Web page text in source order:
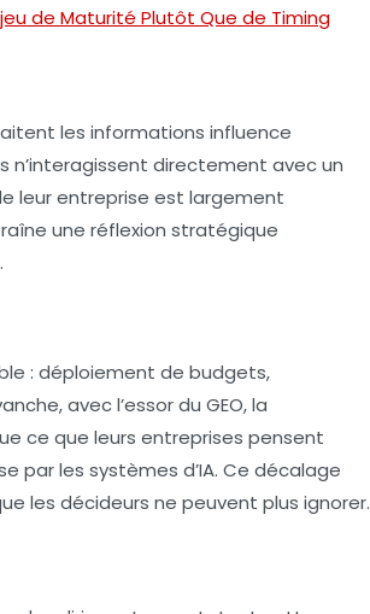
de Maturité Plutôt Que de Timing
les informations influence
n’interagissent directement avec un
leur entreprise est largement
une réflexion stratégique
: déploiement de budgets,
avec l’essor du GEO, la
ce que leurs entreprises pensent
par les systèmes d’IA. Ce décalage
les décideurs ne peuvent plus ignorer.